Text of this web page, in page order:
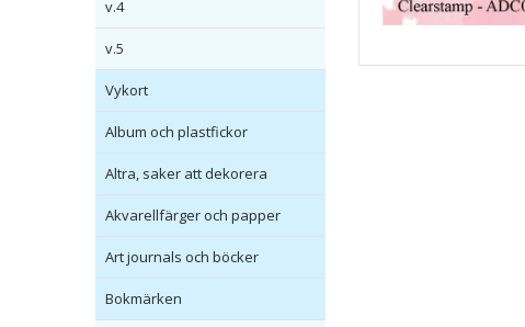
v.4
v.5
Vykort
Album och plastfickor
Altra, saker att dekorera
Akvarellfärger och papper
Art journals och böcker
Bokmärken